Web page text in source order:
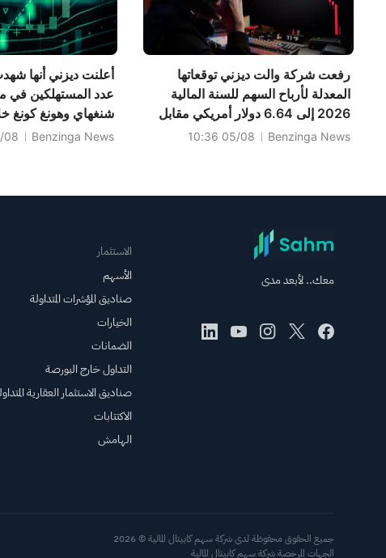
رفعت شركة والت ديزني توقعاتها
المعدلة لأرباح السهم للسنة المالية
2026 إلى 6.64 دولار أمريكي مقابل
6.81 دولار أمريكي كانت متوقعة
Benzinga News
05/08 10:36
أعلنت ديزني أنها
عدد المستهلكين في
شنغهاي وهونغ كونغ
وأن هذا الوضع مستمر
Benzinga News
12:53
معك.. لأبعد مدى
الاستثمار
الأسهم
صناديق المؤشرات المتداولة
الخيارات
الضمانات
التداول خارج البورصة
صناديق الاستثمار العقارية
الاكتتابات
الهامش
جميع الحقوق محفوظة لدى شركة سهم كابيتال المالية © 2026
الجهات المرخصة شركة سهم كابيتال المالية